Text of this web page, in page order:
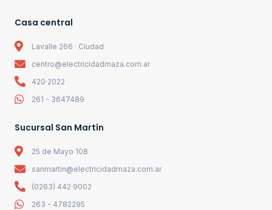
Casa central
Lavalle 266 · Ciudad
centro@electricidadmaza.com.ar
420·2022
261 - 3647489
Sucursal San Martín
25 de Mayo 108
sanmartin@electricidadmaza.com.ar
(0263) 442·9002
263 - 4782295